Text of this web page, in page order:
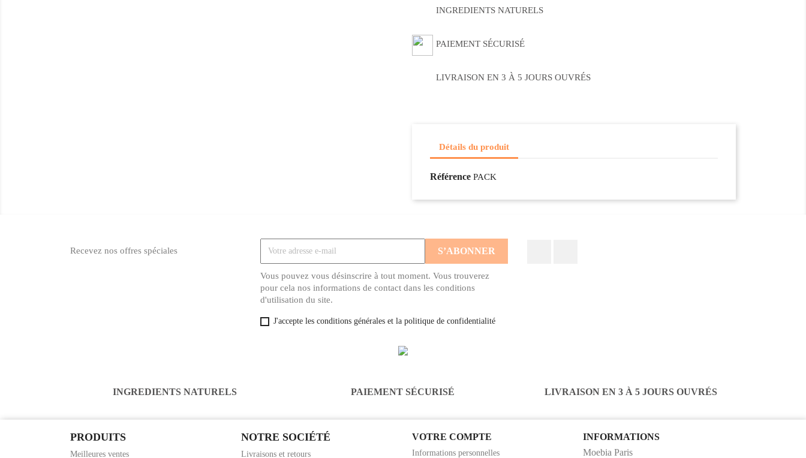
INGREDIENTS NATURELS
PAIEMENT SÉCURISÉ
LIVRAISON EN 3 À 5 JOURS OUVRÉS
Détails du produit
Référence PACK
Recevez nos offres spéciales
Vous pouvez vous désinscrire à tout moment. Vous trouverez
pour cela nos informations de contact dans les conditions
d'utilisation du site.
J'accepte les conditions générales et la politique de confidentialité
INGREDIENTS NATURELS PAIEMENT SÉCURISÉ LIVRAISON EN 3 À 5 JOURS OUVRÉS
PRODUITS
Meilleures ventes
NOTRE SOCIÉTÉ
Livraisons et retours
VOTRE COMPTE
Informations personnelles
INFORMATIONS
Moebia Paris